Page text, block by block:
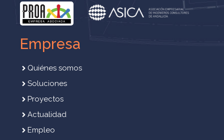
Empresa
Quiénes somos
Soluciones
Proyectos
Actualidad
Empleo